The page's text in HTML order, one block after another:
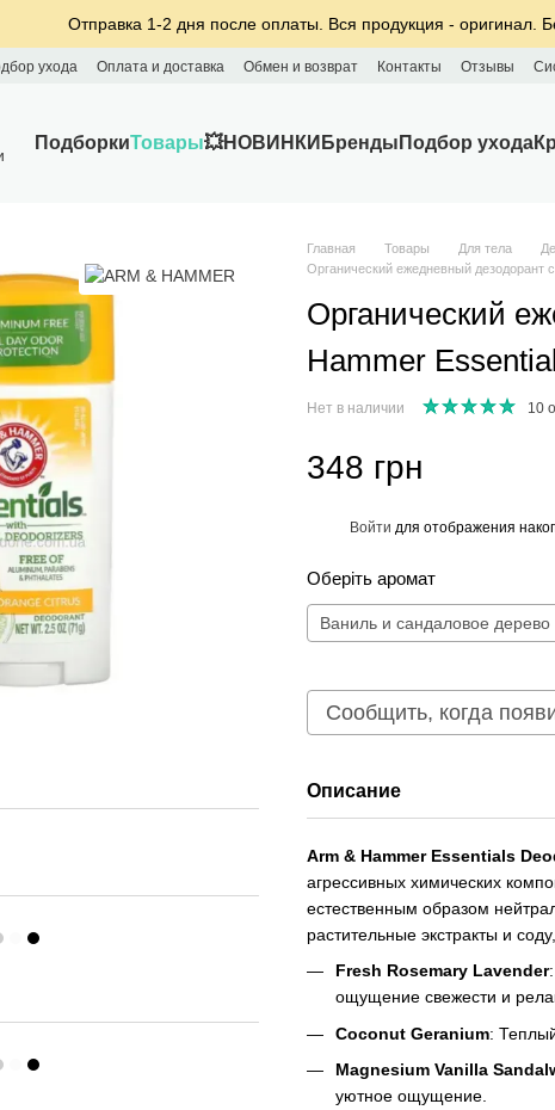
Отправка 1-2 дня после оплаты. Вся продукция - оригинал.
ухода Оплата и доставка Обмен и возврат Контакты Отзывы
ПодборкиТовары💥НОВИНКИ Бренды Подбор ухода
Главная Товары Для тела
Органический ежедневный дезодорант
Органический
Hammer
Нет в наличии 10
348 грн
Войти для отображения
Оберіть аромат
Ваниль и сандаловое дерево
Сообщить, когда
Описание
Arm & Hammer Essentials
агрессивных химических
естественным образом
растительные экстракты и
Fresh Rosemary Lavender
ощущение свежести и
Coconut Geranium:
Magnesium Vanilla
уютное ощущение.